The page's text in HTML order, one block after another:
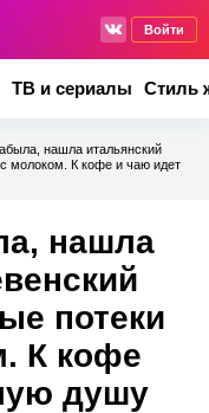
Войти
ТВ и сериалы Стиль
нашла итальянский
с молоком. К кофе и чаю идет
нашла
потеки
К кофе
душу